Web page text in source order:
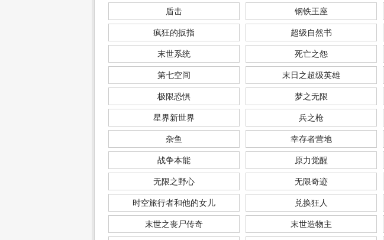
盾击 钢铁王座
疯狂的扳指 超级自然书
末世系统 死亡之怨
第七空间 末日之超级英雄
极限恐惧 梦之无限
星界新世界 兵之枪
杂鱼 幸存者营地
战争本能 原力觉醒
无限之野心 无限奇迹
时空旅行者和他的女儿 兑换狂人
末世之丧尸传奇 末世造物主